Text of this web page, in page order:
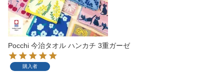
Pocchi 今治タオル ハンカチ 3重ガーゼ
購入者